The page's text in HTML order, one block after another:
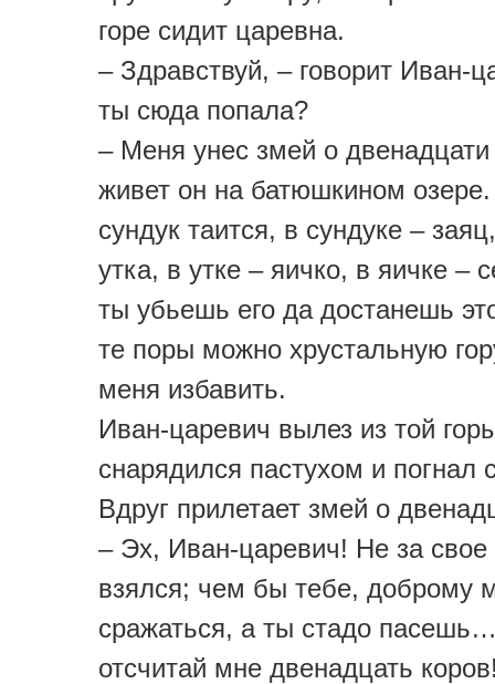
горе сидит царевна.
– Здравствуй, – говорит Иван-
ты сюда попала?
– Меня унес змей о двенадцати
живет он на батюшкином
сундук таится, в сундуке –
утка, в утке – яичко, в яичке –
ты убьешь его да достанешь
те поры можно хрустальную
меня избавить.
Иван-царевич вылез из той
снарядился пастухом и погнал
Вдруг прилетает змей о
– Эх, Иван-царевич! Не за
взялся; чем бы тебе, доброму
сражаться, а ты стадо
отсчитай мне двенадцать